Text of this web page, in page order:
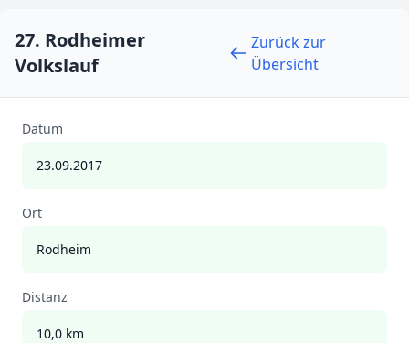
27. Rodheimer
Volkslauf
Zurück zur
Übersicht
Datum
23.09.2017
Ort
Rodheim
Distanz
10,0 km